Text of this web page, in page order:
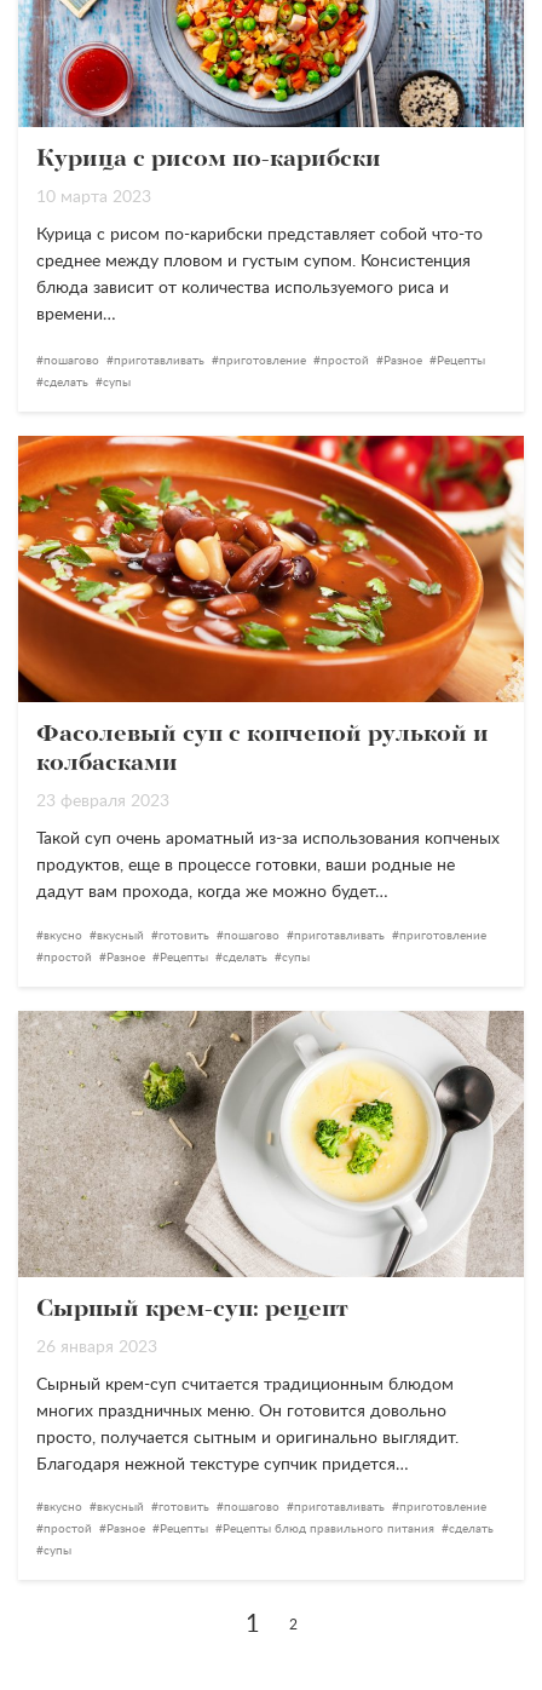
Курица с рисом по-карибски
10 марта 2023
Курица с рисом по-карибски представляет собой что-то
среднее между пловом и густым супом. Консистенция
блюда зависит от количества используемого риса и
времени…
пошагово приготавливать приготовление простой Разное
Рецепты
сделать
супы
Фасолевый суп с копченой рулькой и
колбасками
23 февраля 2023
Такой суп очень ароматный из-за использования копченых
продуктов, еще в процессе готовки, ваши родные не
дадут вам прохода, когда же можно будет…
вкусно вкусный готовить пошагово приготавливать
приготовление
простой
Разное Рецепты сделать супы
Сырный крем-суп: рецепт
26 января 2023
Сырный крем-суп считается традиционным блюдом
многих праздничных меню. Он готовится довольно
просто, получается сытным и оригинально выглядит.
Благодаря нежной текстуре супчик придется…
вкусно вкусный готовить пошагово приготавливать
приготовление
простой
Разное Рецепты Рецепты блюд правильного питания
сделать
супы
1 2